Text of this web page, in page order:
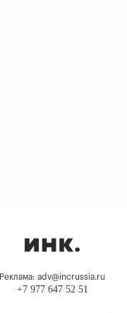
Реклама: adv@incrussia.ru
+7 977 647 52 51